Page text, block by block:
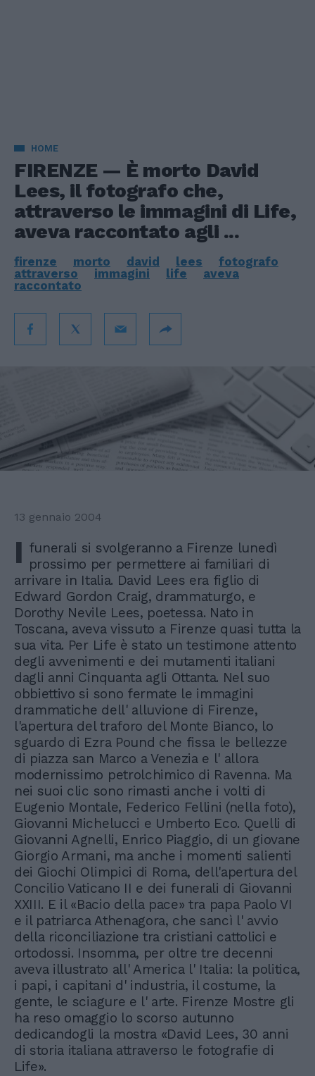
HOME
FIRENZE — È morto David
Lees, il fotografo che,
attraverso le immagini di Life,
aveva raccontato agli ...
firenze morto david lees
fotografo
attraverso
immagini life
aveva
raccontato
13 gennaio 2004
I funerali si svolgeranno a Firenze lunedì
prossimo per permettere ai familiari di
arrivare in Italia. David Lees era figlio di
Edward Gordon Craig, drammaturgo, e
Dorothy Nevile Lees, poetessa. Nato in
Toscana, aveva vissuto a Firenze quasi tutta la
sua vita. Per Life è stato un testimone attento
degli avvenimenti e dei mutamenti italiani
dagli anni Cinquanta agli Ottanta. Nel suo
obbiettivo si sono fermate le immagini
drammatiche dell' alluvione di Firenze,
l'apertura del traforo del Monte Bianco, lo
sguardo di Ezra Pound che fissa le bellezze
di piazza san Marco a Venezia e l' allora
modernissimo petrolchimico di Ravenna. Ma
nei suoi clic sono rimasti anche i volti di
Eugenio Montale, Federico Fellini (nella foto),
Giovanni Michelucci e Umberto Eco. Quelli di
Giovanni Agnelli, Enrico Piaggio, di un giovane
Giorgio Armani, ma anche i momenti salienti
dei Giochi Olimpici di Roma, dell'apertura del
Concilio Vaticano II e dei funerali di Giovanni
XXIII. E il «Bacio della pace» tra papa Paolo VI
e il patriarca Athenagora, che sancì l' avvio
della riconciliazione tra cristiani cattolici e
ortodossi. Insomma, per oltre tre decenni
aveva illustrato all' America l' Italia: la politica,
i papi, i capitani d' industria, il costume, la
gente, le sciagure e l' arte. Firenze Mostre gli
ha reso omaggio lo scorso autunno
dedicandogli la mostra «David Lees, 30 anni
di storia italiana attraverso le fotografie di
Life».